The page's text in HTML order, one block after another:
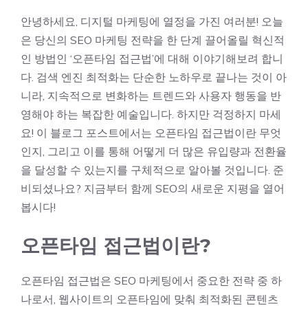
안녕하세요, 디지털 마케팅에 열정을 가진 여러분! 오늘
은 당신의 SEO 마케팅 전략을 한 단계 끌어올릴 혁신적
인 방법인 ‘오픈타임 접근법’에 대해 이야기해보려 합니
다. 검색 엔진 최적화는 단순한 노하우로 끝나는 것이 아
니라, 지속적으로 변화하는 트렌드와 사용자 행동을 반
영해야 하는 복잡한 예술입니다. 하지만 걱정하지 마세
요! 이 블로그 포스트에서는 오픈타임 접근법이란 무엇
인지, 그리고 이를 통해 어떻게 더 많은 유입량과 전환율
을 달성할 수 있는지를 구체적으로 알아볼 것입니다. 준
비되셨나요? 지금부터 함께 SEO의 새로운 지평을 열어
봅시다!
오픈타임 접근법이란?
오픈타임 접근법은 SEO 마케팅에서 중요한 전략 중 하
나로서, 웹사이트의 오픈타임에 맞춰 최적화된 콘텐츠